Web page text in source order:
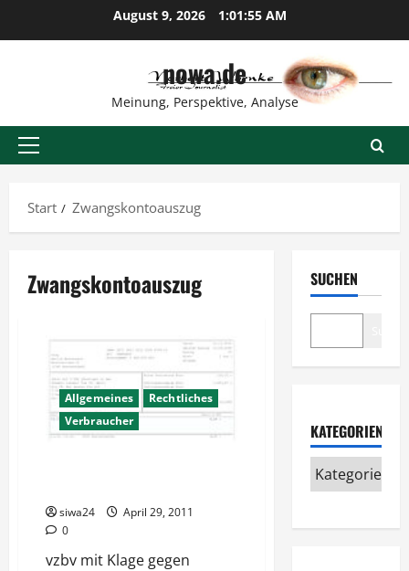
August 9, 2026 1:01:55 AM
nowa.de
Meinung, Perspektive, Analyse
Primäres
Start
Zwangskontoauszug
Zwangskontoauszug
Allgemeines
Rechtliches
Verbraucher
siwa24
April 29, 2011
0
vzbv mit Klage gegen
SUCHEN
KATEGORIEN